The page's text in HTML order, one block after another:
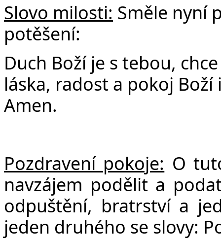
Slovo milosti: Směle nyní
potěšení:
Duch Boží je s tebou,
láska, radost a pokoj
Amen.
Pozdravení pokoje: O
navzájem podělit a
odpuštění, bratrství a
jeden druhého se slovy: